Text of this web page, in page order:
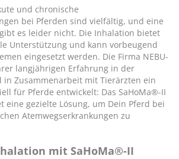
und chronische
bei Pferden sind vielfältig, und eine
es leider nicht. Die Inhalation bietet
Unterstützung und kann vorbeugend
eingesetzt werden. Die Firma NEBU-
langjährigen Erfahrung in der
in Zusammenarbeit mit Tierärzten ein
für Pferde entwickelt: Das SaHoMa®-II
eine gezielte Lösung, um Dein Pferd bei
Atemwegserkrankungen zu
mit SaHoMa®-II